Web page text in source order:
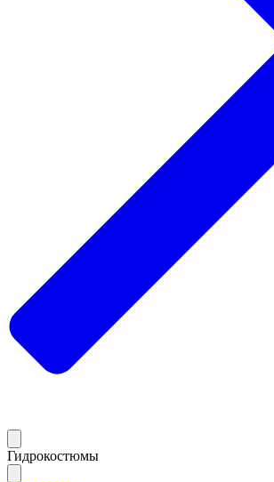
Гидрокостюмы